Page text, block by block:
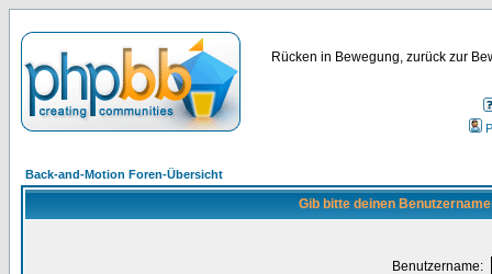
Rücken in Bewegung, zurück zur
Back-and-Motion Foren-Übersicht
Gib bitte deinen
Benutzername: